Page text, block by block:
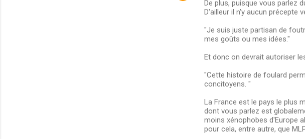
De plus, puisque vous parlez
D'ailleur il n'y aucun précepte
"Je suis juste partisan de
mes goûts ou mes idées."
Et donc on devrait autoriser
"Cette histoire de foulard
concitoyens. "
La France est le pays le plus
dont vous parlez est
moins xénophobes d'Europe
pour cela, entre autre, que